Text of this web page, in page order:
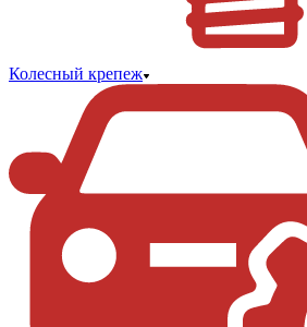
Колесный крепеж